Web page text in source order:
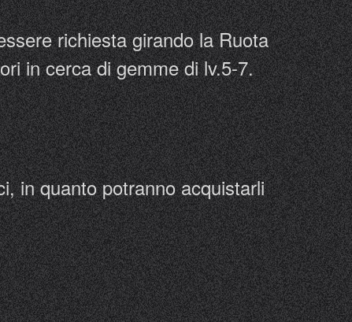
richiesta girando la Ruota
in cerca di gemme di lv.5-7.
in quanto potranno acquistarli